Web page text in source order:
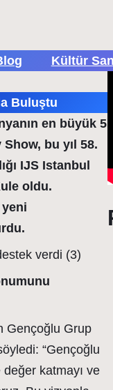
Kültür
Buluştu
en büyük 5
bu yıl 58.
IJS Istanbul
oldu.
Gençoğlu Grup
“Gençoğlu
katmayı ve